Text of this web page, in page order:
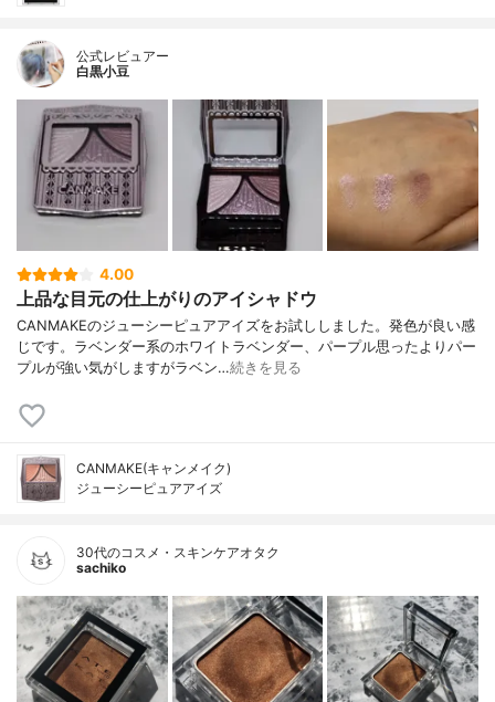
公式レビュアー
白黒小豆
4.00
上品な目元の仕上がりのアイシャドウ
CANMAKEのジューシーピュアアイズをお試ししました。発色が良い感
じです。ラベンダー系のホワイトラベンダー、パープル思ったよりパー
プルが強い気がしますがラベン…続きを見る
CANMAKE(キャンメイク)
ジューシーピュアアイズ
30代のコスメ・スキンケアオタク
sachiko